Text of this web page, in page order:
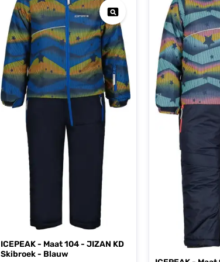
ICEPEAK - Maat 104 - JIZAN KD
Skibroek - Blauw